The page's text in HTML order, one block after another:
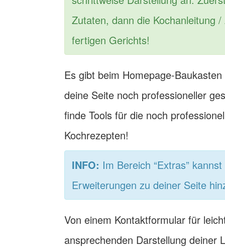
Zutaten, dann die Kochanleitung
fertigen Gerichts!
Es gibt beim Homepage-
deine Seite noch professioneller
finde Tools für die noch
Kochrezepten!
INFO: Im Bereich “Extras”
Erweiterungen zu deiner Seite
Von einem Kontaktformular für
ansprechenden Darstellung deiner